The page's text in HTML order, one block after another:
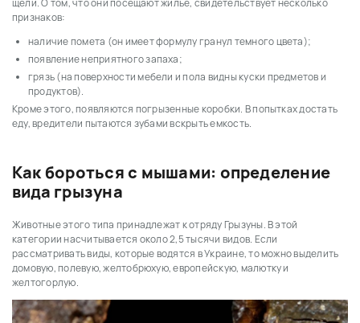
щели. О том, что они посещают жилье, свидетельствует несколько
признаков:
наличие помета (он имеет формулу гранул темного цвета);
появление неприятного запаха;
грязь (на поверхности мебели и пола видны куски предметов и
продуктов).
Кроме этого, появляются погрызенные коробки. В попытках достать
еду, вредители пытаются зубами вскрыть емкость.
Как бороться с мышами: определение
вида грызуна
Животные этого типа принадлежат к отряду Грызуны. В этой
категории насчитывается около 2,5 тысячи видов. Если
рассматривать виды, которые водятся в Украине, то можно выделить
домовую, полевую, желтобрюхую, европейскую, малютку и
желтогорлую.